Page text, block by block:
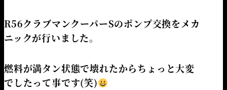
R56クラブマンクーパーSのポンプ交換をメカ
ニックが行いました。
燃料が満タン状態で壊れたからちょっと大変
でしたって事です(笑)